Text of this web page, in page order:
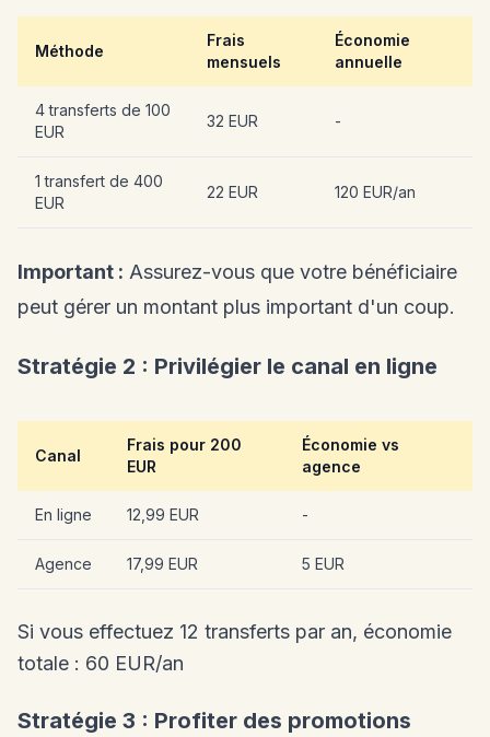
Méthode
Frais
mensuels
Économie
annuelle
4 transferts de 100
EUR
32 EUR -
1 transfert de 400
EUR
22 EUR 120 EUR/an
Important : Assurez-vous que votre bénéficiaire
peut gérer un montant plus important d'un coup.
Stratégie 2 : Privilégier le canal en ligne
Canal
Frais pour 200
EUR
Économie vs
agence
En ligne 12,99 EUR -
Agence 17,99 EUR 5 EUR
Si vous effectuez 12 transferts par an, économie
totale : 60 EUR/an
Stratégie 3 : Profiter des promotions